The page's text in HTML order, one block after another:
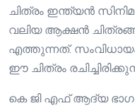
ചിത്രം ഇന്ത്യൻ
വലിയ ആക്ഷൻ
എത്തുന്നത്.
ഈ ചിത്രം
കെ ജി എഫ് ആദ്യ